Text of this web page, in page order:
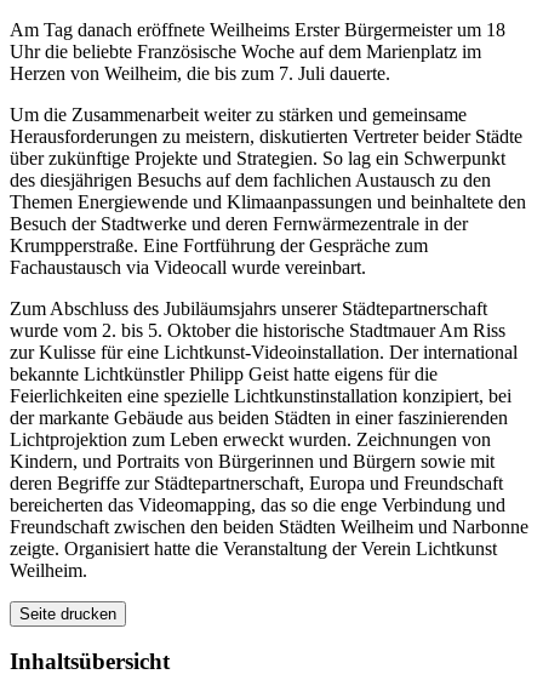
Am Tag danach eröffnete Weilheims Erster Bürgermeister um 18
Uhr die beliebte Französische Woche auf dem Marienplatz im
Herzen von Weilheim, die bis zum 7. Juli dauerte.
Um die Zusammenarbeit weiter zu stärken und gemeinsame
Herausforderungen zu meistern, diskutierten Vertreter beider Städte
über zukünftige Projekte und Strategien. So lag ein Schwerpunkt
des diesjährigen Besuchs auf dem fachlichen Austausch zu den
Themen Energiewende und Klimaanpassungen und beinhaltete den
Besuch der Stadtwerke und deren Fernwärmezentrale in der
Krumpperstraße. Eine Fortführung der Gespräche zum
Fachaustausch via Videocall wurde vereinbart.
Zum Abschluss des Jubiläumsjahrs unserer Städtepartnerschaft
wurde vom 2. bis 5. Oktober die historische Stadtmauer Am Riss
zur Kulisse für eine Lichtkunst-Videoinstallation. Der international
bekannte Lichtkünstler Philipp Geist hatte eigens für die
Feierlichkeiten eine spezielle Lichtkunstinstallation konzipiert, bei
der markante Gebäude aus beiden Städten in einer faszinierenden
Lichtprojektion zum Leben erweckt wurden. Zeichnungen von
Kindern, und Portraits von Bürgerinnen und Bürgern sowie mit
deren Begriffe zur Städtepartnerschaft, Europa und Freundschaft
bereicherten das Videomapping, das so die enge Verbindung und
Freundschaft zwischen den beiden Städten Weilheim und Narbonne
zeigte. Organisiert hatte die Veranstaltung der Verein Lichtkunst
Weilheim.
Seite drucken
Inhaltsübersicht